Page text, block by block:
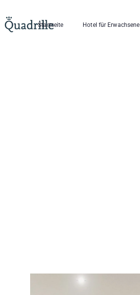
Startseite Hotel für Erwachsene